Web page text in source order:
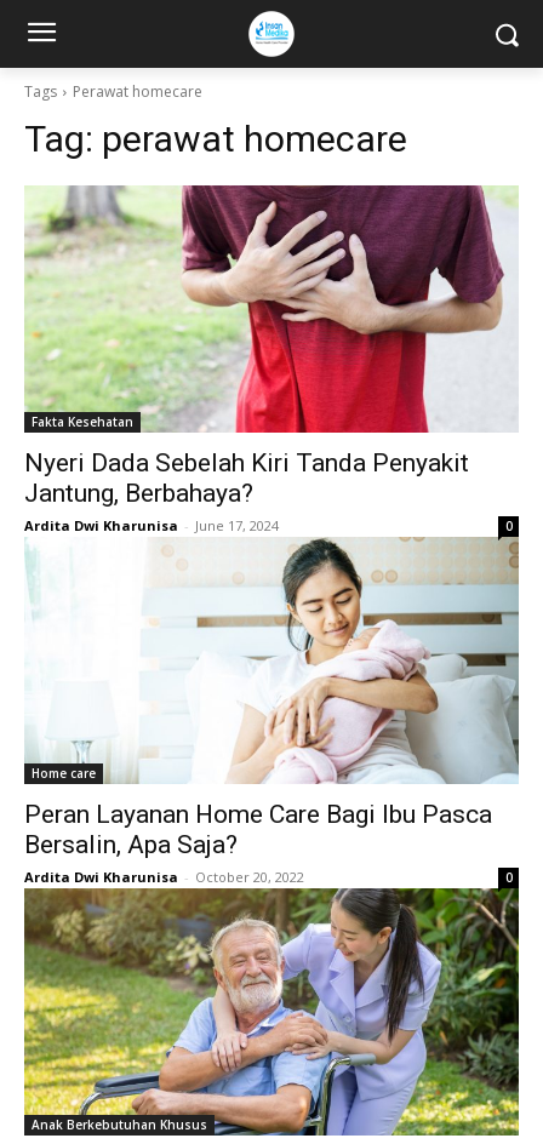
Tags Perawat homecare
Tag: perawat homecare
Fakta Kesehatan
Nyeri Dada Sebelah Kiri Tanda Penyakit
Jantung, Berbahaya?
Ardita Dwi Kharunisa - June 17, 2024 0
Home care
Peran Layanan Home Care Bagi Ibu Pasca
Bersalin, Apa Saja?
Ardita Dwi Kharunisa - October 20, 2022 0
Anak Berkebutuhan Khusus